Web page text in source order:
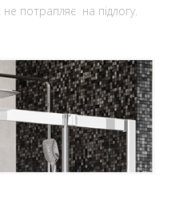
не потрапляє на підлогу.